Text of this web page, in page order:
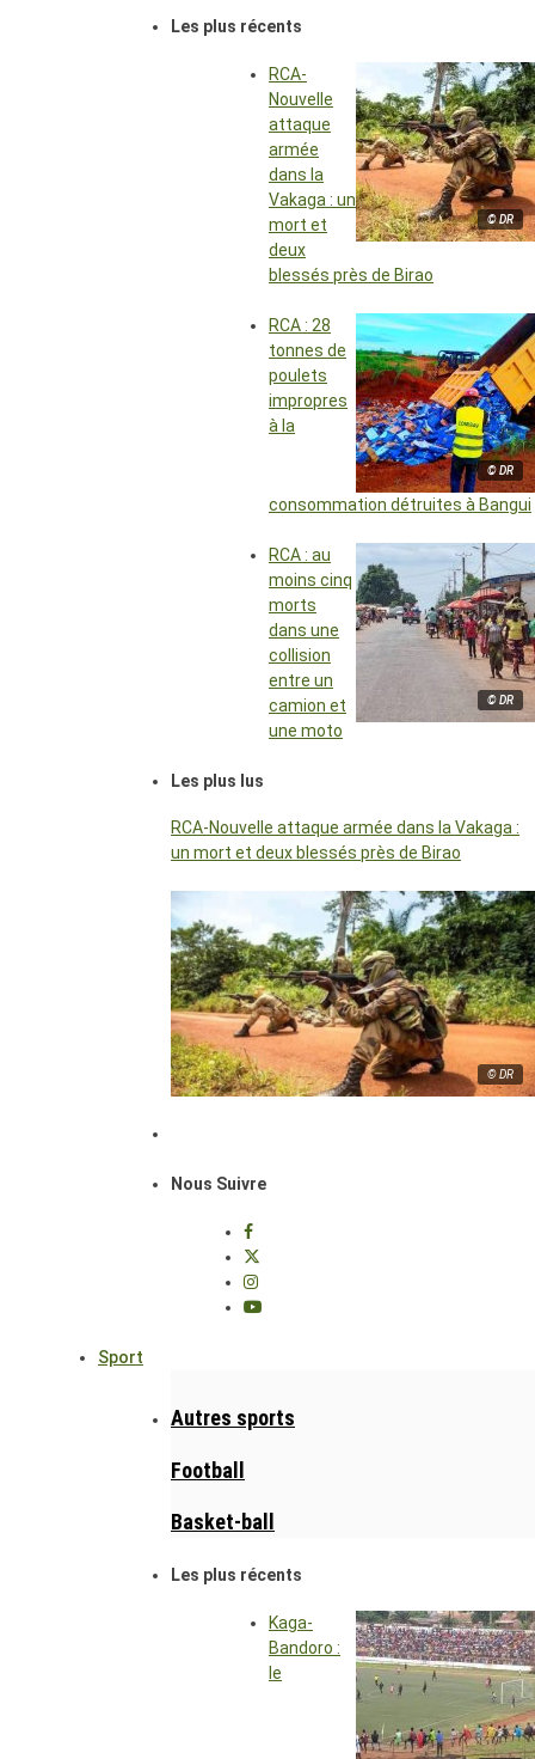
Les plus récents
© DR
RCA-
Nouvelle
attaque
armée
dans la
Vakaga : un
mort et
deux
blessés près de Birao
© DR
RCA : 28
tonnes de
poulets
impropres
à la
consommation détruites à Bangui
© DR
RCA : au
moins cinq
morts
dans une
collision
entre un
camion et
une moto
Les plus lus
RCA-Nouvelle attaque armée dans la Vakaga :
un mort et deux blessés près de Birao
© DR
Nous Suivre
Sport
Autres sports
Football
Basket-ball
Les plus récents
Kaga-
Bandoro :
le